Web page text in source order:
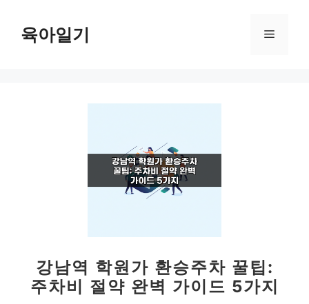
육아일기 메
강남역 학원가 환승주차 꿀팁:
주차비 절약 완벽 가이드 5가지